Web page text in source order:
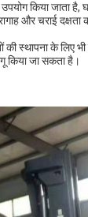
उपयोग किया
और चराई दक्षता
स्थापना के लिए भी
किया जा सकता है।